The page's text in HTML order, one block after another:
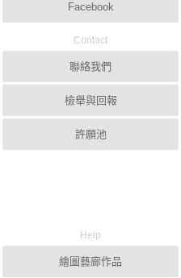
Facebook
Contact
聯絡我們
檢舉與回報
許願池
Help
繪圖藝廊作品